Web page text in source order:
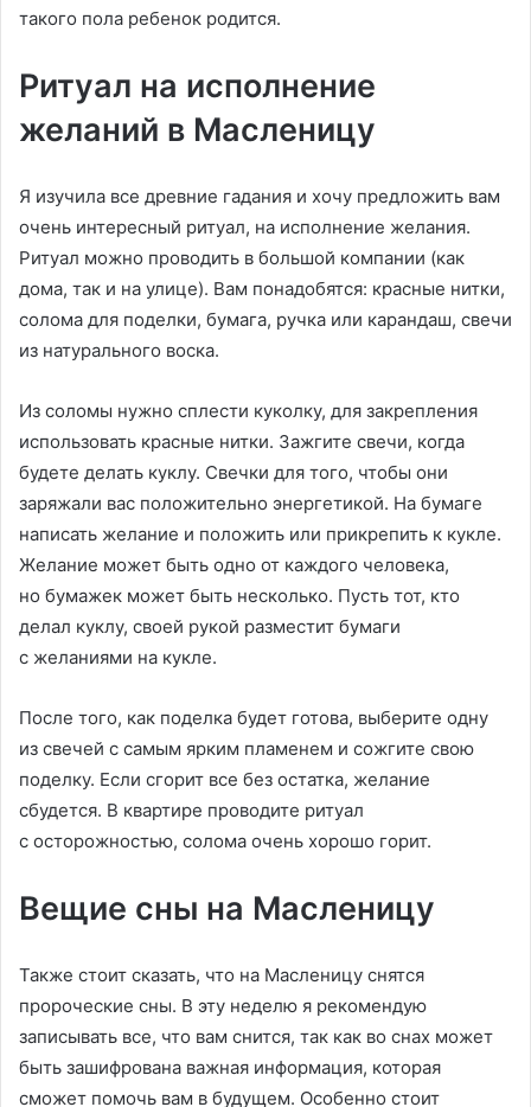
такого пола ребенок родится.
Ритуал на исполнение
желаний в Масленицу
Я изучила все древние гадания и хочу предложить вам
очень интересный ритуал, на исполнение желания.
Ритуал можно проводить в большой компании (как
дома, так и на улице). Вам понадобятся: красные нитки,
солома для поделки, бумага, ручка или карандаш, свечи
из натурального воска.
Из соломы нужно сплести куколку, для закрепления
использовать красные нитки. Зажгите свечи, когда
будете делать куклу. Свечки для того, чтобы они
заряжали вас положительно энергетикой. На бумаге
написать желание и положить или прикрепить к кукле.
Желание может быть одно от каждого человека,
но бумажек может быть несколько. Пусть тот, кто
делал куклу, своей рукой разместит бумаги
с желаниями на кукле.
После того, как поделка будет готова, выберите одну
из свечей с самым ярким пламенем и сожгите свою
поделку. Если сгорит все без остатка, желание
сбудется. В квартире проводите ритуал
с осторожностью, солома очень хорошо горит.
Вещие сны на Масленицу
Также стоит сказать, что на Масленицу снятся
пророческие сны. В эту неделю я рекомендую
записывать все, что вам снится, так как во снах может
быть зашифрована важная информация, которая
сможет помочь вам в будущем. Особенно стоит